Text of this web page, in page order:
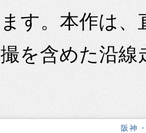
ます。本作は
撮を含めた沿線
阪神